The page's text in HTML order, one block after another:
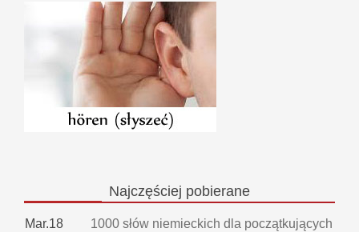
Najczęściej pobierane
Mar.18
1000 słów niemieckich dla początkujących